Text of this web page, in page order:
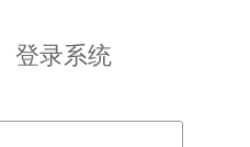
登录系统